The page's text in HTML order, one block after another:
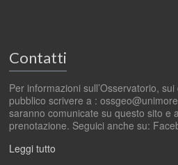
Contatti
Per informazioni sull’Osservatorio,
pubblico scrivere a :
saranno comunicate su questo sito e
prenotazione. Seguici anche su:
Leggi tutto